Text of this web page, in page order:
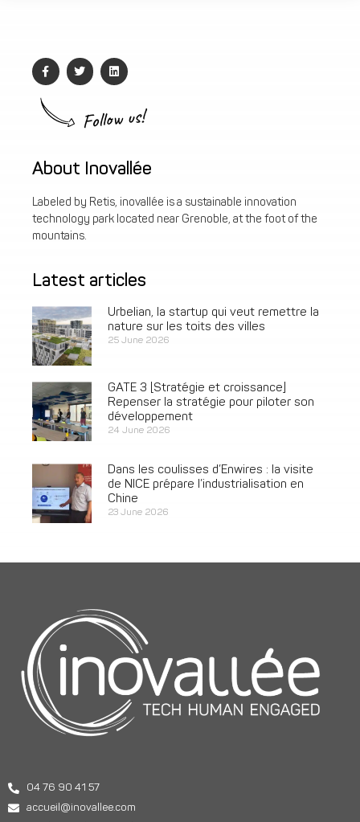
Follow us!
About Inovallée
Labeled by Retis, inovallée is a sustainable innovation
technology park located near Grenoble, at the foot of the
mountains.
Latest articles
Urbelian, la startup qui veut remettre la
nature sur les toits des villes
25 June 2026
GATE 3 [Stratégie et croissance]
Repenser la stratégie pour piloter son
développement
24 June 2026
Dans les coulisses d’Enwires : la visite
de NICE prépare l’industrialisation en
Chine
23 June 2026
04 76 90 41 57
accueil@inovallee.com